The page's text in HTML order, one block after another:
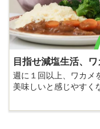
目指せ減塩生活、
週に１回以上、ワカメ
美味しいと感じやすく